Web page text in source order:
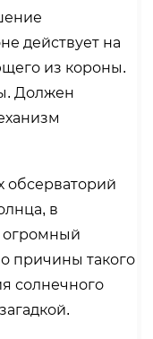
действует на
из короны.
Должен
обсерваторий
в
огромный
причины такого
солнечного